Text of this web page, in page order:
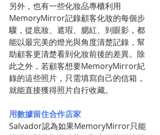
另外，也有一些化妝品專櫃利用
MemoryMirror記錄顧客化妝的每個步
驟，從底妝、遮瑕、腮紅、到眼影，都
能以最完美的燈光與角度清楚記錄，幫
助顧客更清楚看到化妝前後的差異。除
此之外，若顧客想要MemoryMirror紀
錄的這些照片，只需填寫自己的信箱，
就能直接獲得照片自行收藏。
用數據留住合作店家
Salvador認為如果MemoryMirror只能